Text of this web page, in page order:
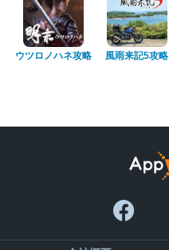
ウツロノハネ攻略 風雨来記5攻略